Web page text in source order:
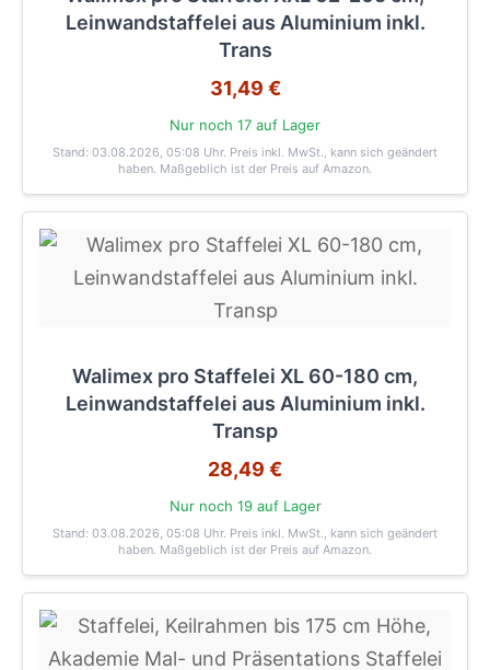
Leinwandstaffelei aus Aluminium inkl.
Trans
31,49 €
Nur noch 17 auf Lager
Stand: 03.08.2026, 05:08 Uhr. Preis inkl. MwSt., kann sich geändert
haben. Maßgeblich ist der Preis auf Amazon.
Walimex pro Staffelei XL 60-180 cm,
Leinwandstaffelei aus Aluminium inkl.
Transp
28,49 €
Nur noch 19 auf Lager
Stand: 03.08.2026, 05:08 Uhr. Preis inkl. MwSt., kann sich geändert
haben. Maßgeblich ist der Preis auf Amazon.